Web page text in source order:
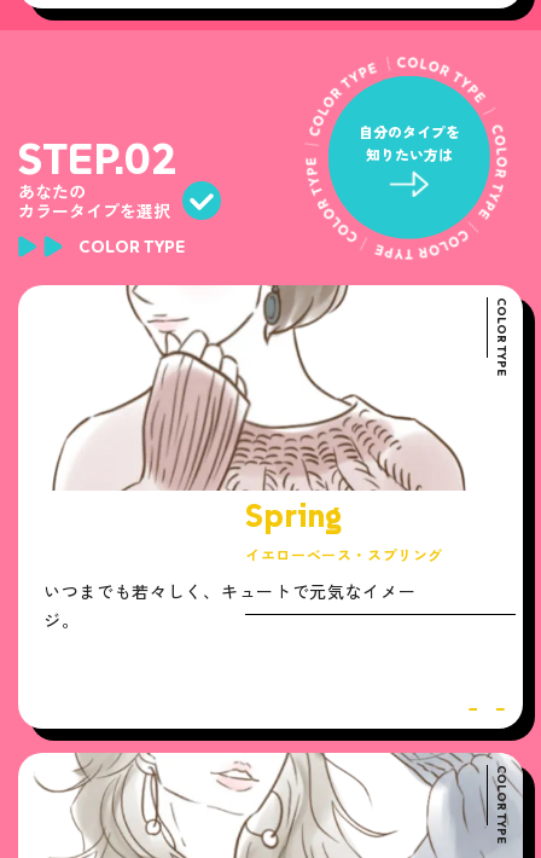
STEP.02
あなたの
カラータイプを選択
COLOR TYPE
自分のタイプを
知りたい方は
Spring
イエローベース・スプリング
いつまでも若々しく、キュートで元気なイメー
ジ。
COLOR TYPE
COLOR TYPE